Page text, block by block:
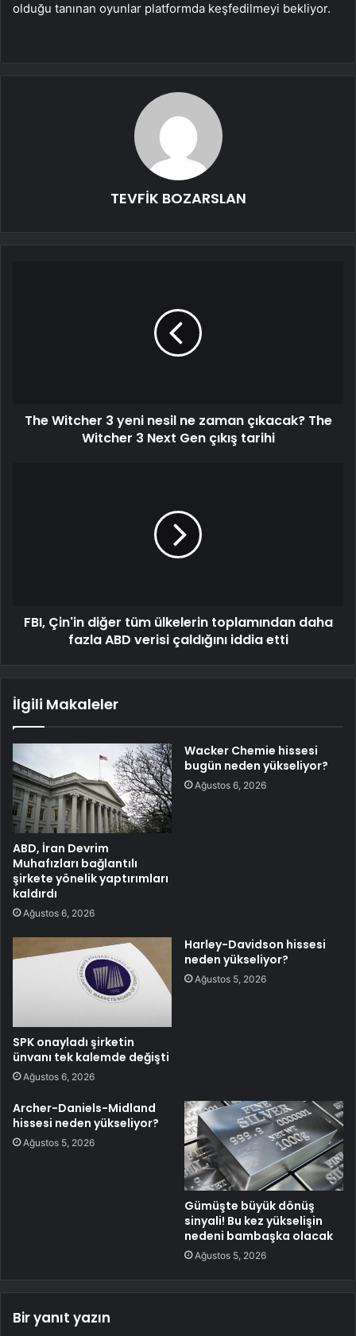
olduğu tanınan oyunlar platformda keşfedilmeyi bekliyor.
TEVFİK BOZARSLAN
The Witcher 3 yeni nesil ne zaman çıkacak? The
Witcher 3 Next Gen çıkış tarihi
FBI, Çin'in diğer tüm ülkelerin toplamından daha
fazla ABD verisi çaldığını iddia etti
İlgili Makaleler
ABD, İran Devrim
Muhafızları bağlantılı
şirkete yönelik yaptırımları
kaldırdı
Ağustos 6, 2026
Wacker Chemie hissesi
bugün neden yükseliyor?
Ağustos 6, 2026
SPK onayladı şirketin
ünvanı tek kalemde değişti
Ağustos 6, 2026
Harley-Davidson hissesi
neden yükseliyor?
Ağustos 5, 2026
Archer-Daniels-Midland
hissesi neden yükseliyor?
Ağustos 5, 2026
Gümüşte büyük dönüş
sinyali! Bu kez yükselişin
nedeni bambaşka olacak
Ağustos 5, 2026
Bir yanıt yazın